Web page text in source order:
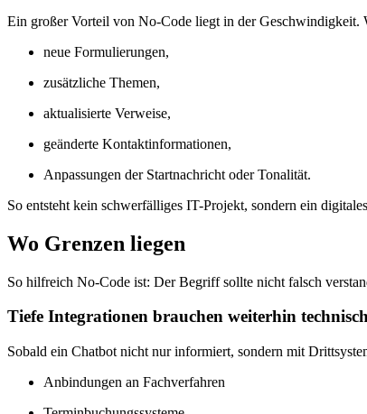
Ein großer Vorteil von No-Code liegt in der Geschwindigkeit.
neue Formulierungen,
zusätzliche Themen,
aktualisierte Verweise,
geänderte Kontaktinformationen,
Anpassungen der Startnachricht oder Tonalität.
So entsteht kein schwerfälliges IT-Projekt, sondern ein
Wo Grenzen liegen
So hilfreich No-Code ist: Der Begriff sollte nicht falsch
Tiefe Integrationen brauchen weiterhin
Sobald ein Chatbot nicht nur informiert, sondern mit
Anbindungen an Fachverfahren